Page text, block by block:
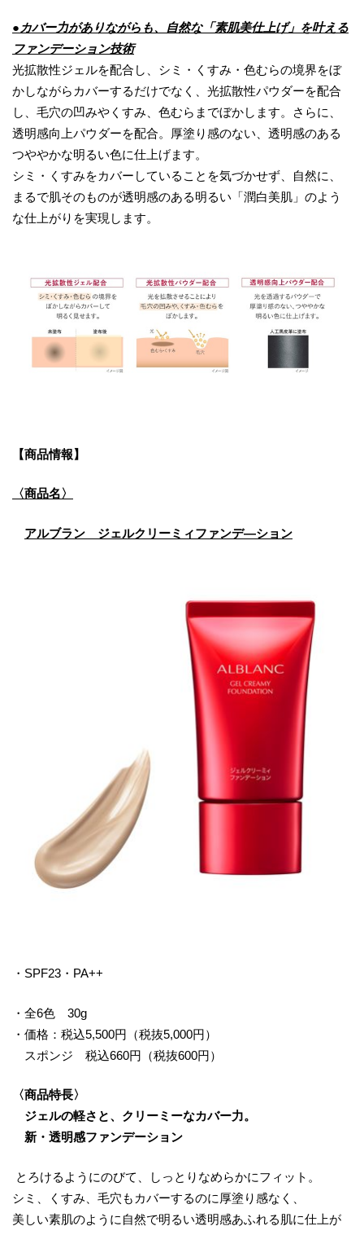
●カバー力がありながらも、自然な「素肌美仕上げ」を叶える
ファンデーション技術
光拡散性ジェルを配合し、シミ・くすみ・色むらの境界をぼ
かしながらカバーするだけでなく、光拡散性パウダーを配合
し、毛穴の凹みやくすみ、色むらまでぼかします。さらに、
透明感向上パウダーを配合。厚塗り感のない、透明感のある
つややかな明るい色に仕上げます。
シミ・くすみをカバーしていることを気づかせず、自然に、
まるで肌そのものが透明感のある明るい「潤白美肌」のよう
な仕上がりを実現します。
【商品情報】
〈商品名〉
アルブラン ジェルクリーミィファンデ―ション
・SPF23・PA++
・全6色 30g
・価格：税込5,500円（税抜5,000円）
スポンジ 税込660円（税抜600円）
〈商品特長〉
ジェルの軽さと、クリーミーなカバー力。
新・透明感ファンデーション
とろけるようにのびて、しっとりなめらかにフィット。
シミ、くすみ、毛穴もカバーするのに厚塗り感なく、
美しい素肌のように自然で明るい透明感あふれる肌に仕上が